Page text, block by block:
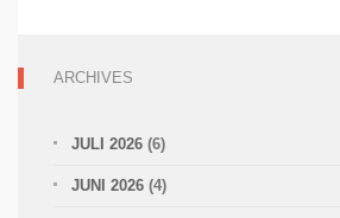
ARCHIVES
JULI 2026 (6)
JUNI 2026 (4)